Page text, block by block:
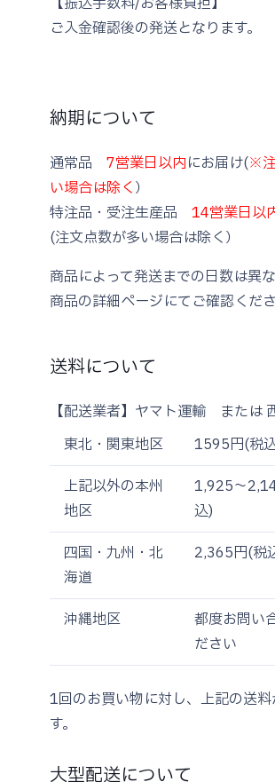
ご入金確認後の発送となります。
納期について
通常品 7営業日以内にお届け(※
い場合は除く）
特注品・受注生産品 14営業日以
(注文点数が多い場合は除く）
商品によって発送までの日数は異
商品の詳細ページにてご確認くださ
送料について
【配送業者】ヤマト運輸 または
東北・関東地区
1595円(税
上記以外の本州
地区
1,925～
込)
四国・九州・北
海道
2,365円(税
沖縄地区
都度お問い
ださい
1回のお買い物に対し、上記の送
す。
大型配送について